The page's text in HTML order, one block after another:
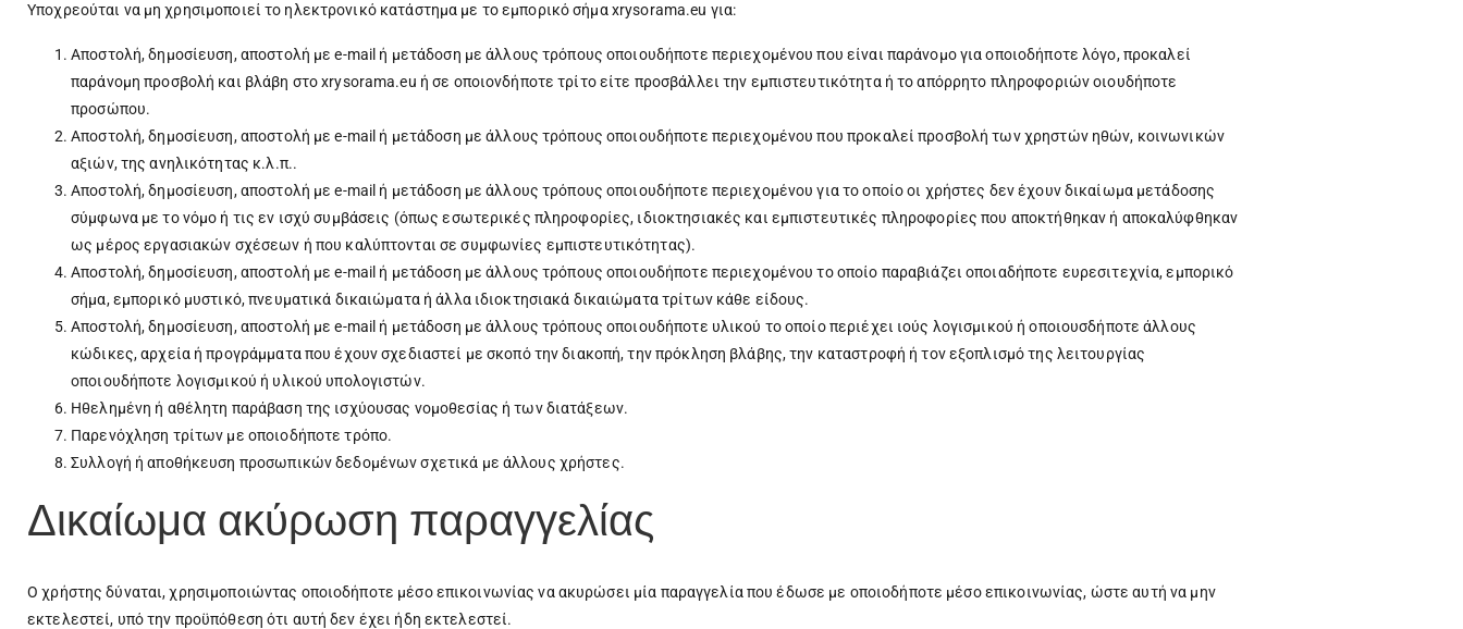
Υποχρεούται να μη χρησιμοποιεί τo ηλεκτρονικό κατάστημα με το εμπορικό σήμα xrysorama.eu για:
Αποστολή, δημοσίευση, αποστολή με e-mail ή μετάδοση με άλλους τρόπους οποιουδήποτε περιεχομένου που είναι παράνομο για οποιοδήποτε λόγο, προκαλεί
παράνομη προσβολή και βλάβη στο xrysorama.eu ή σε οποιονδήποτε τρίτο είτε προσβάλλει την εμπιστευτικότητα ή το απόρρητο πληροφοριών οιουδήποτε
προσώπου.
Αποστολή, δημοσίευση, αποστολή με e-mail ή μετάδοση με άλλους τρόπους οποιουδήποτε περιεχομένου που προκαλεί προσβολή των χρηστών ηθών, κοινωνικών
αξιών, της ανηλικότητας κ.λ.π..
Αποστολή, δημοσίευση, αποστολή με e-mail ή μετάδοση με άλλους τρόπους οποιουδήποτε περιεχομένου για το οποίο οι χρήστες δεν έχουν δικαίωμα μετάδοσης
σύμφωνα με το νόμο ή τις εν ισχύ συμβάσεις (όπως εσωτερικές πληροφορίες, ιδιοκτησιακές και εμπιστευτικές πληροφορίες που αποκτήθηκαν ή αποκαλύφθηκαν
ως μέρος εργασιακών σχέσεων ή που καλύπτονται σε συμφωνίες εμπιστευτικότητας).
Αποστολή, δημοσίευση, αποστολή με e-mail ή μετάδοση με άλλους τρόπους οποιουδήποτε περιεχομένου το οποίο παραβιάζει οποιαδήποτε ευρεσιτεχνία, εμπορικό
σήμα, εμπορικό μυστικό, πνευματικά δικαιώματα ή άλλα ιδιοκτησιακά δικαιώματα τρίτων κάθε είδους.
Αποστολή, δημοσίευση, αποστολή με e-mail ή μετάδοση με άλλους τρόπους οποιουδήποτε υλικού το οποίο περιέχει ιούς λογισμικού ή οποιουσδήποτε άλλους
κώδικες, αρχεία ή προγράμματα που έχουν σχεδιαστεί με σκοπό την διακοπή, την πρόκληση βλάβης, την καταστροφή ή τον εξοπλισμό της λειτουργίας
οποιουδήποτε λογισμικού ή υλικού υπολογιστών.
Ηθελημένη ή αθέλητη παράβαση της ισχύουσας νομοθεσίας ή των διατάξεων.
Παρενόχληση τρίτων με οποιοδήποτε τρόπο.
Συλλογή ή αποθήκευση προσωπικών δεδομένων σχετικά με άλλους χρήστες.
Δικαίωμα ακύρωση παραγγελίας
Ο χρήστης δύναται, χρησιμοποιώντας οποιοδήποτε μέσο επικοινωνίας να ακυρώσει μία παραγγελία που έδωσε με οποιοδήποτε μέσο επικοινωνίας, ώστε αυτή να μην
εκτελεστεί, υπό την προϋπόθεση ότι αυτή δεν έχει ήδη εκτελεστεί.